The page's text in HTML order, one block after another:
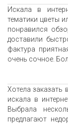
Искала в
тематики цветы
понравился
доставили
фактура
очень сочное.
Хотела заказать
искала в
Выбрала
предлагают